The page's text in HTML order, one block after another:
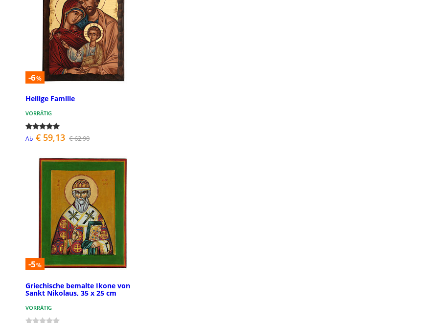
-6%
Heilige Familie
VORRÄTIG
Ab € 59,13 € 62,90
-5%
Griechische bemalte Ikone von
Sankt Nikolaus, 35 x 25 cm
VORRÄTIG